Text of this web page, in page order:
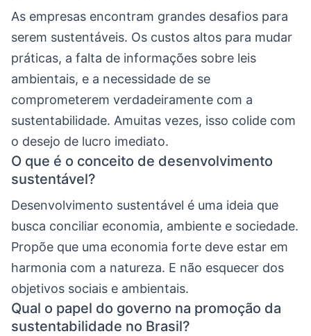
As empresas encontram grandes desafios para
serem sustentáveis. Os custos altos para mudar
práticas, a falta de informações sobre leis
ambientais, e a necessidade de se
comprometerem verdadeiramente com a
sustentabilidade. Amuitas vezes, isso colide com
o desejo de lucro imediato.
O que é o conceito de desenvolvimento
sustentável?
Desenvolvimento sustentável é uma ideia que
busca conciliar economia, ambiente e sociedade.
Propõe que uma economia forte deve estar em
harmonia com a natureza. E não esquecer dos
objetivos sociais e ambientais.
Qual o papel do governo na promoção da
sustentabilidade no Brasil?